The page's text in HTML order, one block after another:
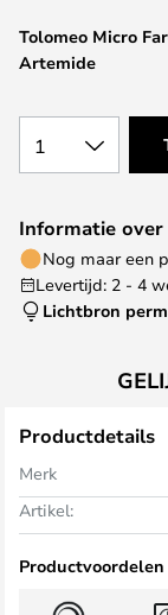
gallerij
Tolomeo Micro
Artemide
1
Informatie
Nog maar een
Levertijd: 2 - 4
Lichtbron
Productdetails
Merk
Artikel:
Productvoordelen